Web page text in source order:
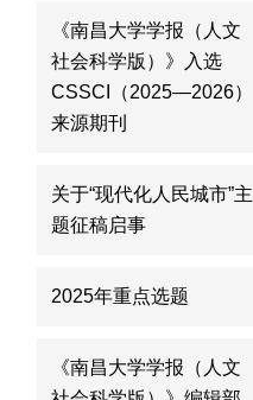
《南昌大学学报（人文
社会科学版）》入选
CSSCI（2025—2026）
来源期刊
关于“现代化人民城市”主
题征稿启事
2025年重点选题
《南昌大学学报（人文